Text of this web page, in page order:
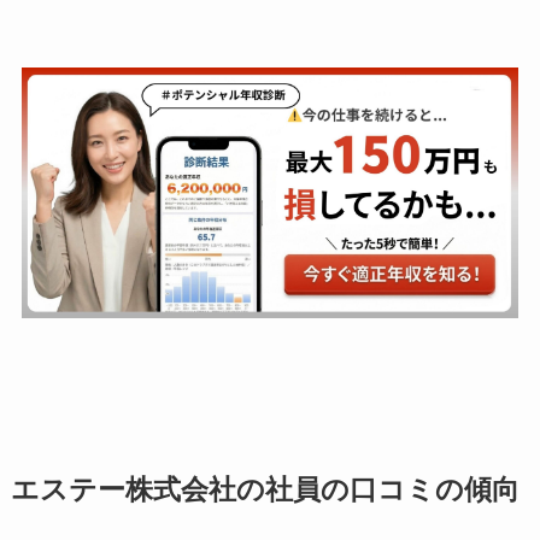
エステー株式会社の社員の口コミの傾向